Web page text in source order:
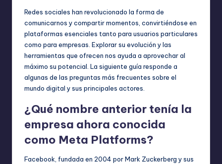
Redes sociales han revolucionado la forma de
comunicarnos y compartir momentos, convirtiéndose en
plataformas esenciales tanto para usuarios particulares
como para empresas. Explorar su evolución y las
herramientas que ofrecen nos ayuda a aprovechar al
máximo su potencial. La siguiente guía responde a
algunas de las preguntas más frecuentes sobre el
mundo digital y sus principales actores.
¿Qué nombre anterior tenía la
empresa ahora conocida
como Meta Platforms?
Facebook, fundada en 2004 por Mark Zuckerberg y sus